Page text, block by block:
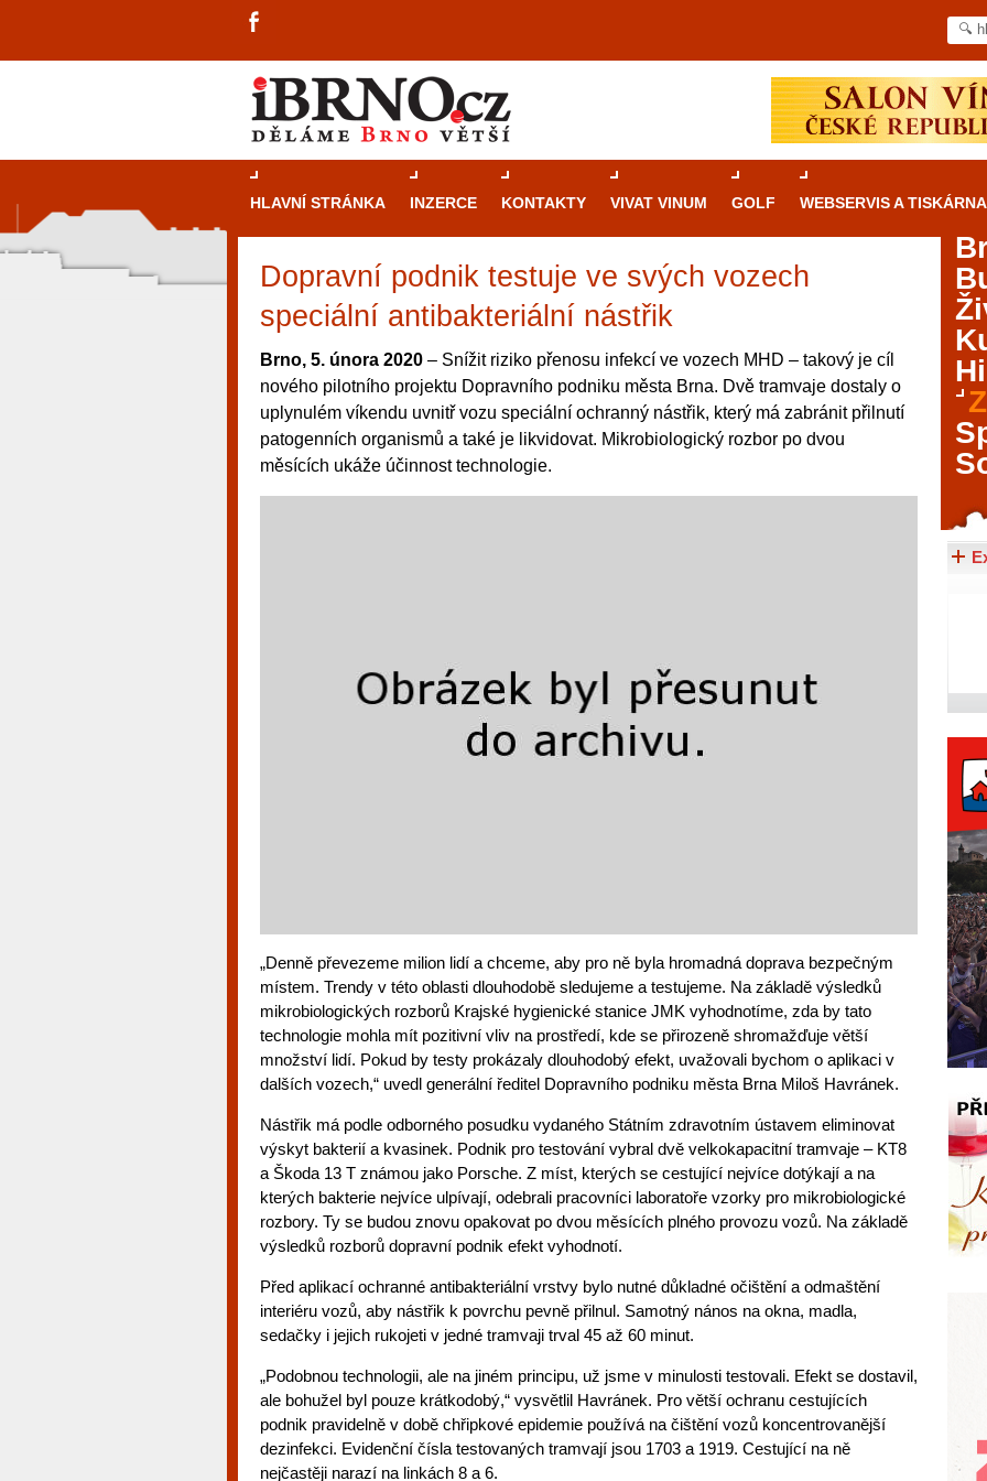
HLAVNÍ STRÁNKA INZERCE KONTAKTY VIVAT VINUM GOLF WEBSERVIS A TISKÁRNA
Dopravní podnik testuje ve svých vozech
speciální antibakteriální nástřik
Brno, 5. února 2020 – Snížit riziko přenosu infekcí ve vozech MHD – takový je cíl
nového pilotního projektu Dopravního podniku města Brna. Dvě tramvaje dostaly o
uplynulém víkendu uvnitř vozu speciální ochranný nástřik, který má zabránit přilnutí
patogenních organismů a také je likvidovat. Mikrobiologický rozbor po dvou
měsících ukáže účinnost technologie.
„Denně převezeme milion lidí a chceme, aby pro ně byla hromadná doprava bezpečným
místem. Trendy v této oblasti dlouhodobě sledujeme a testujeme. Na základě výsledků
mikrobiologických rozborů Krajské hygienické stanice JMK vyhodnotíme, zda by tato
technologie mohla mít pozitivní vliv na prostředí, kde se přirozeně shromažďuje větší
množství lidí. Pokud by testy prokázaly dlouhodobý efekt, uvažovali bychom o aplikaci v
dalších vozech,“ uvedl generální ředitel Dopravního podniku města Brna Miloš Havránek.
Nástřik má podle odborného posudku vydaného Státním zdravotním ústavem eliminovat
výskyt bakterií a kvasinek. Podnik pro testování vybral dvě velkokapacitní tramvaje – KT8
a Škoda 13 T známou jako Porsche. Z míst, kterých se cestující nejvíce dotýkají a na
kterých bakterie nejvíce ulpívají, odebrali pracovníci laboratoře vzorky pro mikrobiologické
rozbory. Ty se budou znovu opakovat po dvou měsících plného provozu vozů. Na základě
výsledků rozborů dopravní podnik efekt vyhodnotí.
Před aplikací ochranné antibakteriální vrstvy bylo nutné důkladné očištění a odmaštění
interiéru vozů, aby nástřik k povrchu pevně přilnul. Samotný nános na okna, madla,
sedačky i jejich rukojeti v jedné tramvaji trval 45 až 60 minut.
„Podobnou technologii, ale na jiném principu, už jsme v minulosti testovali. Efekt se dostavil,
ale bohužel byl pouze krátkodobý,“ vysvětlil Havránek. Pro větší ochranu cestujících
podnik pravidelně v době chřipkové epidemie používá na čištění vozů koncentrovanější
dezinfekci. Evidenční čísla testovaných tramvají jsou 1703 a 1919. Cestující na ně
nejčastěji narazí na linkách 8 a 6.
Průvodcekasinovými hrami v Brně: Od
rulety po video automaty
Brno je městem známým pro zajímavé památky, skvělé
restaurace, divadla a univerzity. Mimo jiné je ale také
místem, kde si můžete legálně a bezpečně vyzkoušet
různé kasinové hry. V neustále kvetoucí moravské
metropoli naleznete širokou nabídku her od klasické
rulety až po moderní automaty jak pro pravidelné